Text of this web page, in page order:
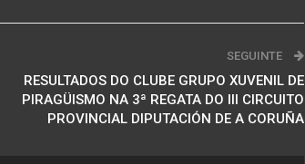
SEGUINTE
RESULTADOS DO CLUBE GRUPO XUVENIL DE
PIRAGÜISMO NA 3ª REGATA DO III CIRCUITO
PROVINCIAL DIPUTACIÓN DE A CORUÑA